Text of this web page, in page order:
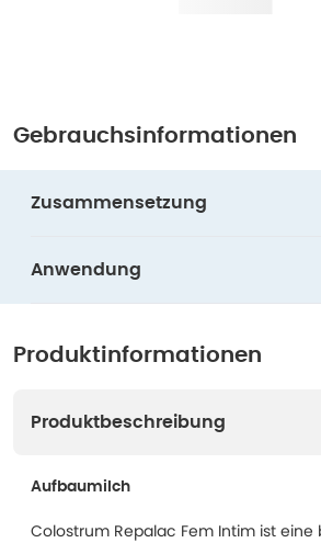
Gebrauchsinformationen
Zusammensetzung
Anwendung
Produktinformationen
Produktbeschreibung
Aufbaumilch
Colostrum Repalac Fem Intim ist eine